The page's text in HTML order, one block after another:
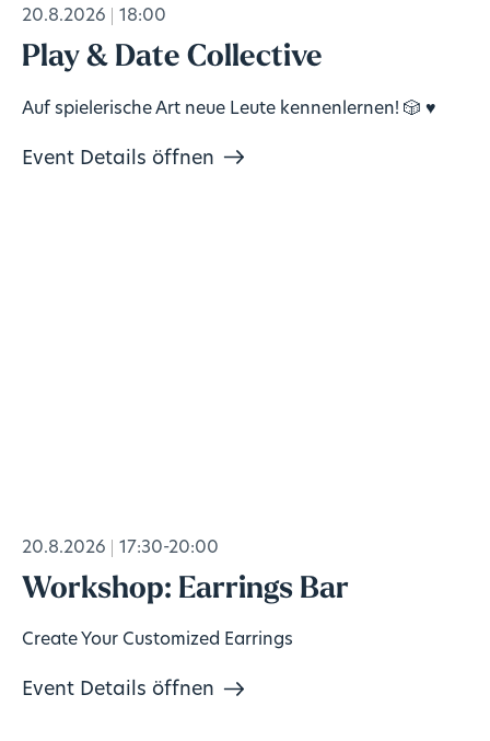
20.8.2026 18:00
Play & Date Collective
Auf spielerische Art neue Leute kennenlernen! 🎲 ♥️
Event Details öffnen
20.8.2026 17:30-20:00
Workshop: Earrings Bar
Create Your Customized Earrings
Event Details öffnen